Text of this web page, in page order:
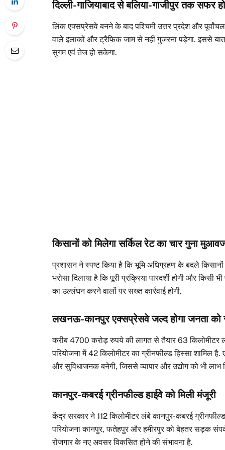
दिल्ली-गाजियाबाद से बलिया-गाजीपुर तक सफर
लिंक एक्सप्रेसवे बनने के बाद पश्चिमी उत्तर प्रदेश और
वाले इलाकों और ट्रैफिक जाम से नहीं गुजरना पड़ेगा. इससे
सुगम एवं तेज हो सकेगा.
किसानों को मिलेगा सर्किल रेट का चार गुना
प्रशासन ने स्पष्ट किया है कि भूमि अधिग्रहण के बदले किसानों
भरोसा दिलाया है कि पूरी प्रक्रिया पारदर्शी होगी और किसी
का उल्लंघन करने वालों पर सख्त कार्रवाई होगी.
लखनऊ-कानपुर एक्सप्रेसवे जल्द होगा जनता को
करीब 4700 करोड़ रुपये की लागत से तैयार 63
परियोजना में 42 किलोमीटर का ग्रीनफील्ड हिस्सा शामिल
और सुविधाजनक बनेगी, जिससे व्यापार और उद्योग को भी लाभ
कानपुर-कबरई ग्रीनफील्ड हाईवे को मिली मंजूरी
केंद्र सरकार ने 112 किलोमीटर लंबे कानपुर-कबरई
परियोजना कानपुर, फतेहपुर और हमीरपुर को बेहतर सड़क
रोजगार के नए अवसर विकसित होने की संभावना है.